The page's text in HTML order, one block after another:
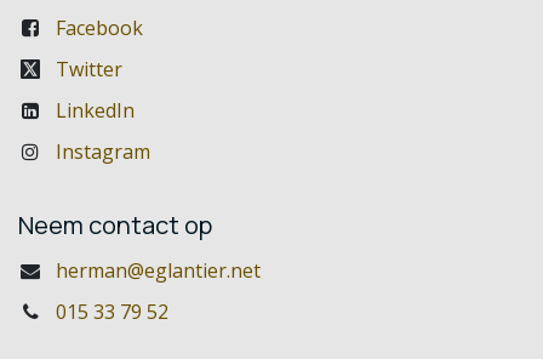
Facebook
Twitter
LinkedIn
Instagram
Neem contact op
herman@eglantier.net
015 33 79 52